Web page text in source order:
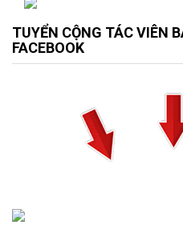
TUYỂN CỘNG TÁC VIÊN
FACEBOOK